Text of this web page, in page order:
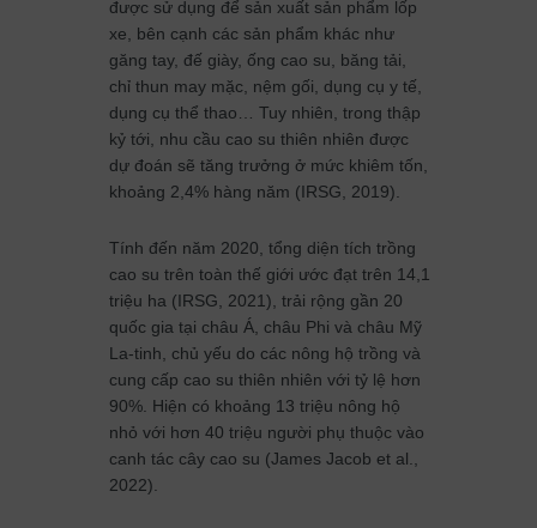
được sử dụng để sản xuất sản phẩm lốp
xe, bên cạnh các sản phẩm khác như
găng tay, đế giày, ống cao su, băng tải,
chỉ thun may mặc, nệm gối, dụng cụ y tế,
dụng cụ thể thao… Tuy nhiên, trong thập
kỷ tới, nhu cầu cao su thiên nhiên được
dự đoán sẽ tăng trưởng ở mức khiêm tốn,
khoảng 2,4% hàng năm (IRSG, 2019).
Tính đến năm 2020, tổng diện tích trồng
cao su trên toàn thế giới ước đạt trên 14,1
triệu ha (IRSG, 2021), trải rộng gần 20
quốc gia tại châu Á, châu Phi và châu Mỹ
La-tinh, chủ yếu do các nông hộ trồng và
cung cấp cao su thiên nhiên với tỷ lệ hơn
90%. Hiện có khoảng 13 triệu nông hộ
nhỏ với hơn 40 triệu người phụ thuộc vào
canh tác cây cao su (James Jacob et al.,
2022).